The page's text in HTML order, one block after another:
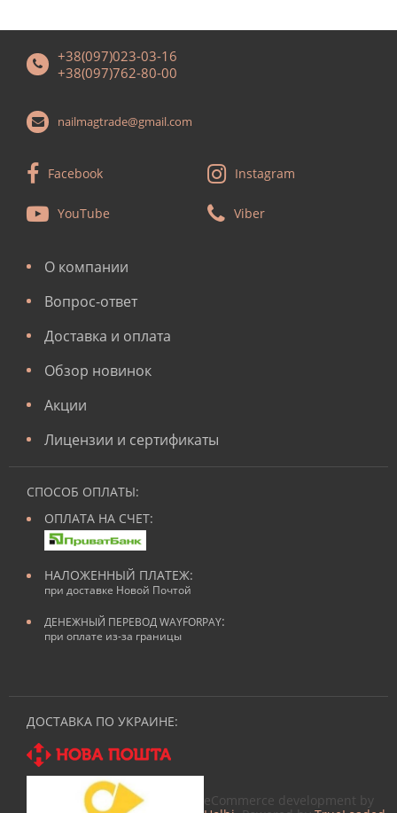
+38(097)023-03-16
+38(097)762-80-00
nailmagtrade@gmail.com
Facebook Instagram
YouTube Viber
О компании
Вопрос-ответ
Доставка и оплата
Обзор новинок
Акции
Лицензии и сертификаты
СПОСОБ ОПЛАТЫ:
ОПЛАТА НА СЧЕТ:
НАЛОЖЕННЫЙ ПЛАТЕЖ:
при доставке Новой Почтой
ДЕНЕЖНЫЙ ПЕРЕВОД WAYFORPAY:
при оплате из-за границы
ДОСТАВКА ПО УКРАИНЕ:
eCommerce development by